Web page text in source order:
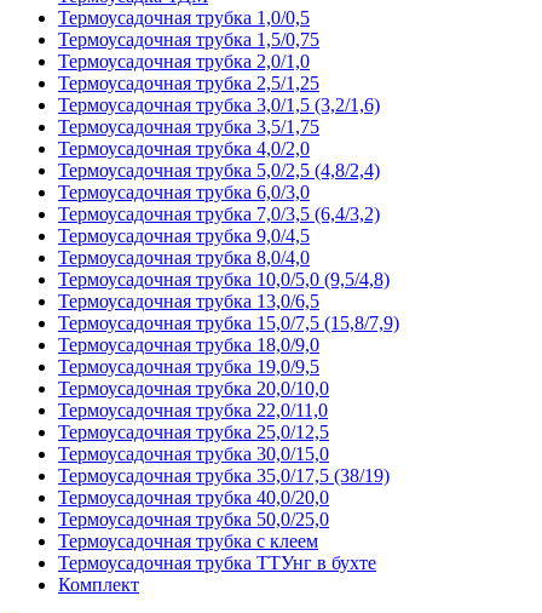
Термоусадочная трубка 1,0/0,5
Термоусадочная трубка 1,5/0,75
Термоусадочная трубка 2,0/1,0
Термоусадочная трубка 2,5/1,25
Термоусадочная трубка 3,0/1,5 (3,2/1,6)
Термоусадочная трубка 3,5/1,75
Термоусадочная трубка 4,0/2,0
Термоусадочная трубка 5,0/2,5 (4,8/2,4)
Термоусадочная трубка 6,0/3,0
Термоусадочная трубка 7,0/3,5 (6,4/3,2)
Термоусадочная трубка 9,0/4,5
Термоусадочная трубка 8,0/4,0
Термоусадочная трубка 10,0/5,0 (9,5/4,8)
Термоусадочная трубка 13,0/6,5
Термоусадочная трубка 15,0/7,5 (15,8/7,9)
Термоусадочная трубка 18,0/9,0
Термоусадочная трубка 19,0/9,5
Термоусадочная трубка 20,0/10,0
Термоусадочная трубка 22,0/11,0
Термоусадочная трубка 25,0/12,5
Термоусадочная трубка 30,0/15,0
Термоусадочная трубка 35,0/17,5 (38/19)
Термоусадочная трубка 40,0/20,0
Термоусадочная трубка 50,0/25,0
Термоусадочная трубка с клеем
Термоусадочная трубка ТТУнг в бухте
Комплект